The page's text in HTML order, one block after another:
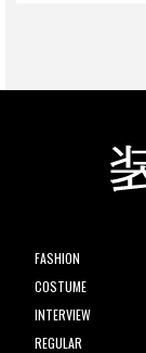
FASHION
COSTUME
INTERVIEW
REGULAR